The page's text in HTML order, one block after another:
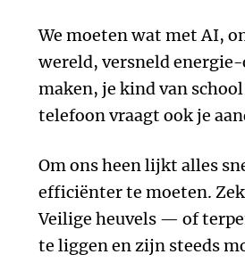
We moeten wat met AI,
wereld, versneld
maken, je kind van
telefoon vraagt ook je
Om ons heen lijkt alles
efficiënter te moeten.
Veilige heuvels — of
te liggen en zijn steeds